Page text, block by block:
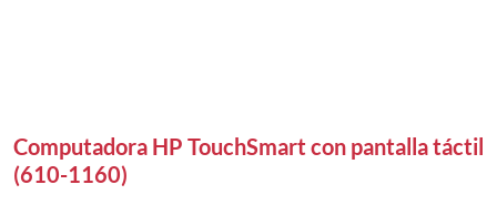
Computadora HP TouchSmart con pantalla táctil
(610-1160)